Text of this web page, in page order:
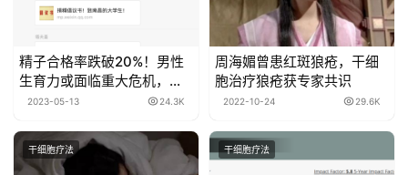
精子合格率跌破20%！男性
生育力或面临重大危机，干
细胞技术如何破解？
2023-05-13 24.3K
周海媚曾患红斑狼疮，干细
胞治疗狼疮获专家共识
2022-10-24 29.6K
干细胞疗法 干细胞疗法